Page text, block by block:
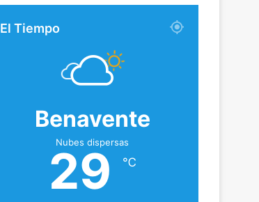
El Tiempo
Benavente
Nubes dispersas
29 ℃